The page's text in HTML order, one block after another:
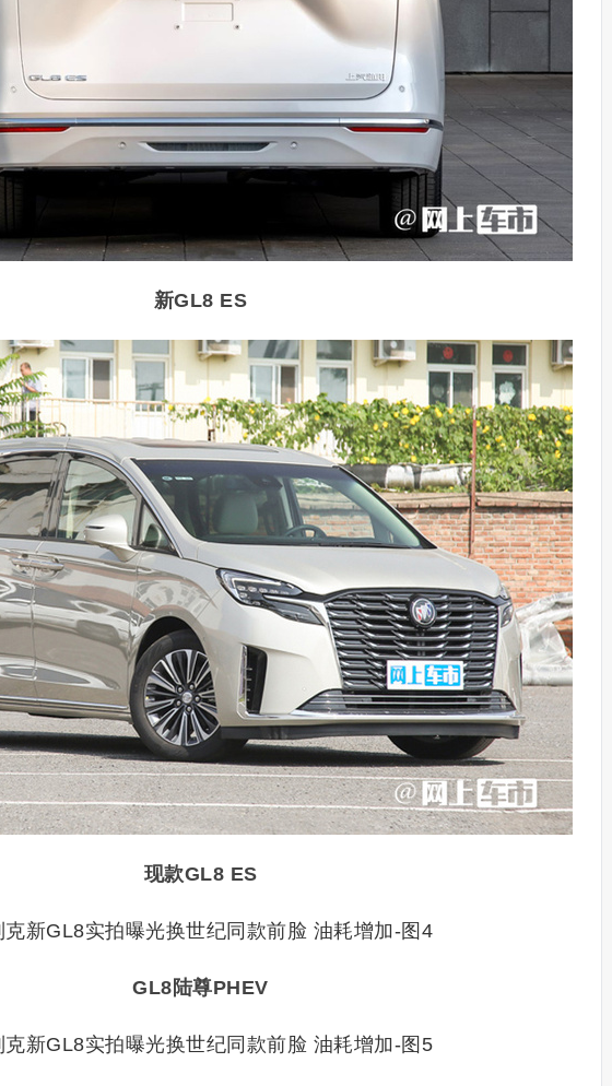
新GL8 ES
现款GL8 ES
GL8陆尊PHEV